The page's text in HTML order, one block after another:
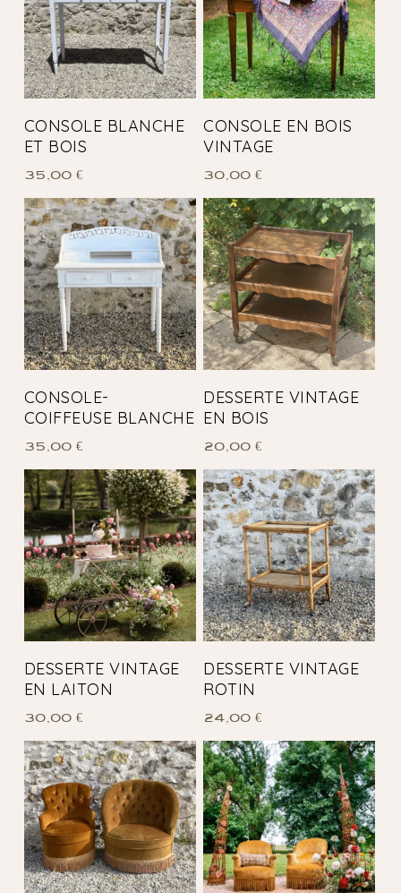
CONSOLE BLANCHE
ET BOIS
35,00 €
CONSOLE EN BOIS
VINTAGE
30,00€
CONSOLE-
COIFFEUSE BLANCHE
35,00 €
DESSERTE VINTAGE
EN BOIS
20,00€
DESSERTE VINTAGE
EN LAITON
30,00 €
DESSERTE VINTAGE
ROTIN
24,00€